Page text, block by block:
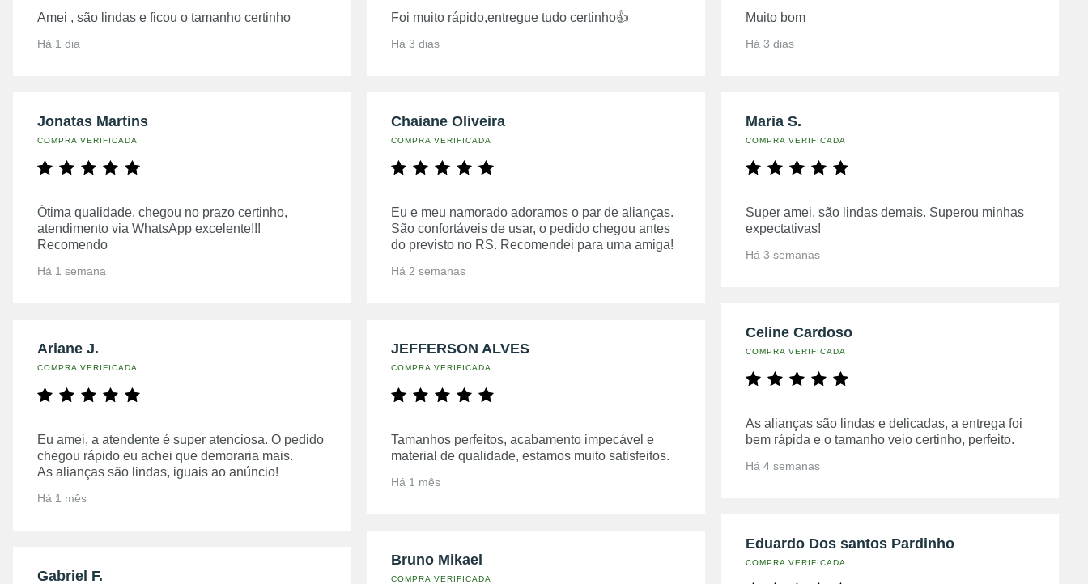
Amei , são lindas e ficou o tamanho certinho
Há 1 dia
Jonatas Martins
COMPRA VERIFICADA
Ótima qualidade, chegou no prazo certinho,
atendimento via WhatsApp excelente!!!
Recomendo
Há 1 semana
Ariane J.
COMPRA VERIFICADA
Eu amei, a atendente é super atenciosa. O pedido
chegou rápido eu achei que demoraria mais.
As alianças são lindas, iguais ao anúncio!
Há 1 mês
Gabriel F.
Foi muito rápido,entregue tudo certinho👍
Há 3 dias
Chaiane Oliveira
COMPRA VERIFICADA
Eu e meu namorado adoramos o par de alianças.
São confortáveis de usar, o pedido chegou antes
do previsto no RS. Recomendei para uma amiga!
Há 2 semanas
JEFFERSON ALVES
COMPRA VERIFICADA
Tamanhos perfeitos, acabamento impecável e
material de qualidade, estamos muito satisfeitos.
Há 1 mês
Bruno Mikael
COMPRA VERIFICADA
Muito bom
Há 3 dias
Maria S.
COMPRA VERIFICADA
Super amei, são lindas demais. Superou minhas
expectativas!
Há 3 semanas
Celine Cardoso
COMPRA VERIFICADA
As alianças são lindas e delicadas, a entrega foi
bem rápida e o tamanho veio certinho, perfeito.
Há 4 semanas
Eduardo Dos santos Pardinho
COMPRA VERIFICADA